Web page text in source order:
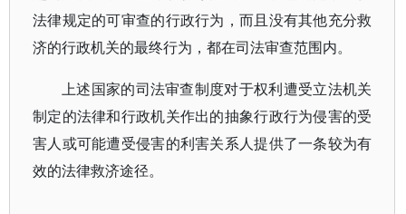
法律规定的可审查的行政行为，而且没有其他充分救
济的行政机关的最终行为，都在司法审查范围内。
上述国家的司法审查制度对于权利遭受立法机关
制定的法律和行政机关作出的抽象行政行为侵害的受
害人或可能遭受侵害的利害关系人提供了一条较为有
效的法律救济途径。